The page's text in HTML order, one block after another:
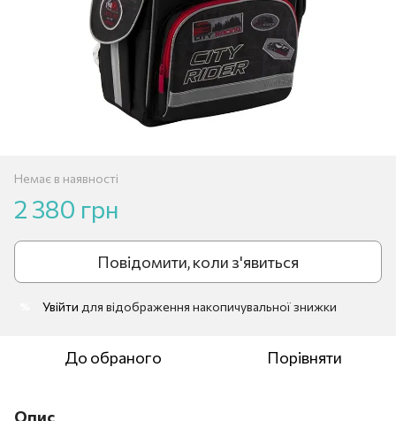
Немає в наявності
2 380 грн
Повідомити, коли з'явиться
Увійти для відображення накопичувальної знижки
До обраного Порівняти
Опис